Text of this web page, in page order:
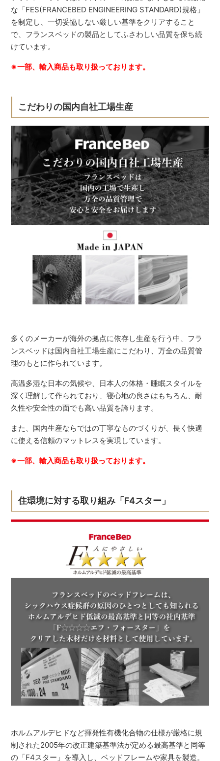
な「FES(FRANCEBED ENGINEERING STANDARD)規格」
を制定し、一切妥協しない厳しい基準をクリアすること
で、フランスベッドの製品としてふさわしい品質を保ち続
けています。
※一部、輸入商品も取り扱っております。
こだわりの国内自社工場生産
多くのメーカーが海外の拠点に依存し生産を行う中、フラ
ンスベッドは国内自社工場生産にこだわり、万全の品質管
理のもとに作られています。
高温多湿な日本の気候や、日本人の体格・睡眠スタイルを
深く理解して作られており、寝心地の良さはもちろん、耐
久性や安全性の面でも高い品質を誇ります。
また、国内生産ならではの丁寧なものづくりが、長く快適
に使える信頼のマットレスを実現しています。
※一部、輸入商品も取り扱っております。
住環境に対する取り組み「F4スター」
ホルムアルデヒドなど揮発性有機化合物の仕様が厳格に規
制された2005年の改正建築基準法が定める最高基準と同等
の「F4スター」を導入し、ベッドフレームや家具を製造。